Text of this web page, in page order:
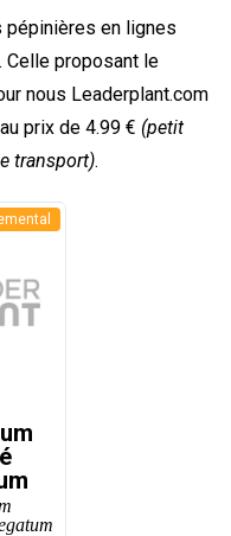
pépinières en lignes
Celle proposant le
nous Leaderplant.com
prix de 4.99 € (petit
transport).